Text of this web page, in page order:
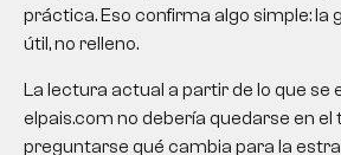
práctica. Eso confirma algo simple: la
útil, no relleno.
La lectura actual a partir de lo que se
elpais.com no debería quedarse en el
preguntarse qué cambia para la